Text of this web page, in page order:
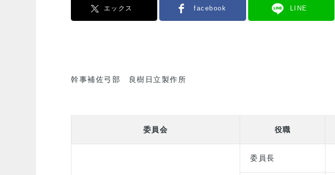
エックス facebook LINE
幹事補佐弓部 良樹日立製作所
委員会 役職
委員長